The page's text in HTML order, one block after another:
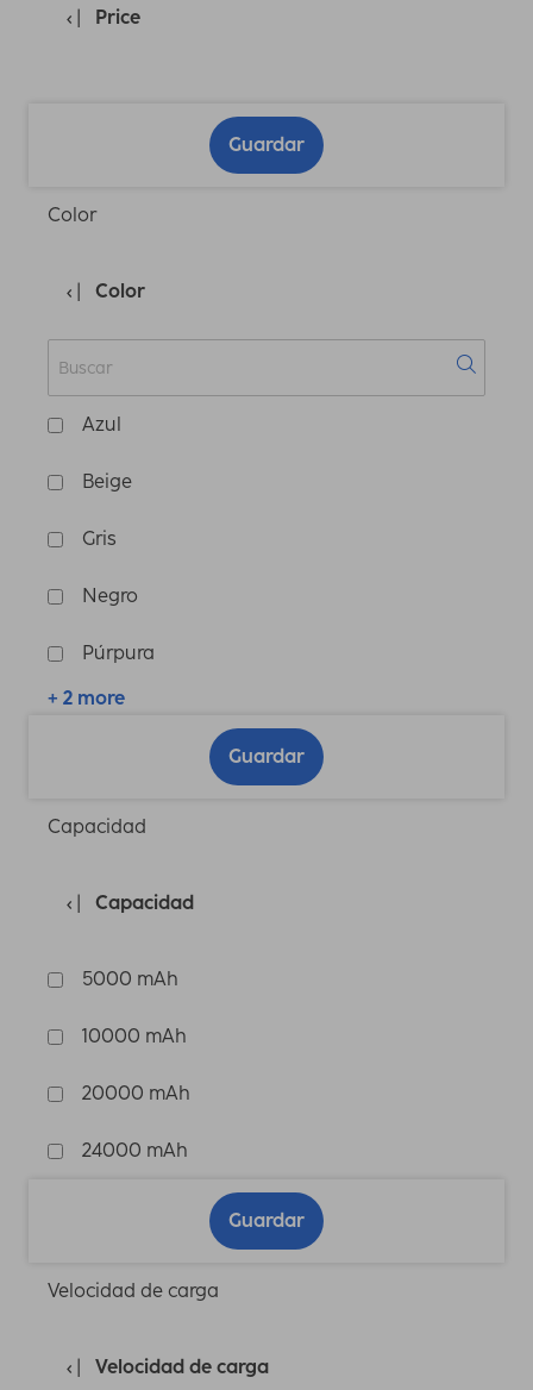
Price
Guardar
Color
Color
Azul
Beige
Gris
Negro
Púrpura
+ 2 more
Guardar
Capacidad
Capacidad
5000 mAh
10000 mAh
20000 mAh
24000 mAh
Guardar
Velocidad de carga
Velocidad de carga